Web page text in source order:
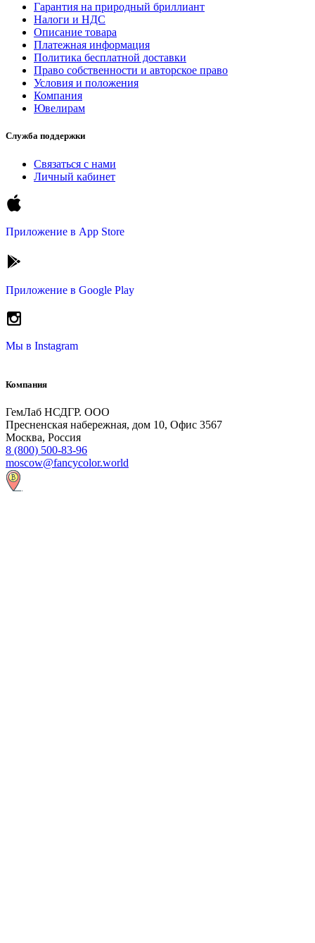
Гарантия на природный бриллиант
Налоги и НДС
Описание товара
Платежная информация
Политика бесплатной доставки
Право собственности и авторское право
Условия и положения
Компания
Ювелирам
Служба поддержки
Связаться с нами
Личный кабинет
Приложение в App Store
Приложение в Google Play
Мы в Instagram
Компания
ГемЛаб НСДГР. ООО
Пресненская набережная, дом 10, Офис 3567
Москва, Россия
8 (800) 500-83-96
moscow@fancycolor.world